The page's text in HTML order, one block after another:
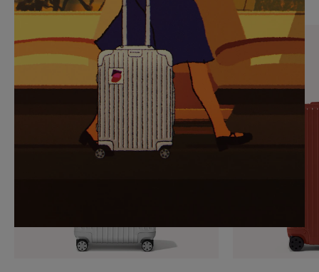
SIE,
UM
ANZUHALTEN
AUFHEBEN
DER
STUMMSCHALTUNG